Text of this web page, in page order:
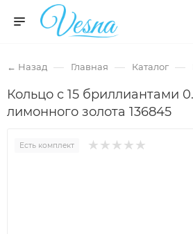
← Назад — Главная — Каталог —
Кольцо с 15 бриллиантами
лимонного золота 136845
Есть комплект